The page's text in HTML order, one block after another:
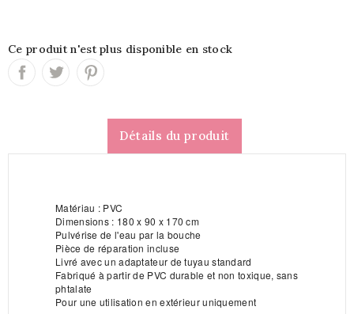
Ce produit n'est plus disponible en stock
Détails du produit
Matériau : PVC
Dimensions : 180 x 90 x 170 cm
Pulvérise de l'eau par la bouche
Pièce de réparation incluse
Livré avec un adaptateur de tuyau standard
Fabriqué à partir de PVC durable et non toxique, sans
phtalate
Pour une utilisation en extérieur uniquement